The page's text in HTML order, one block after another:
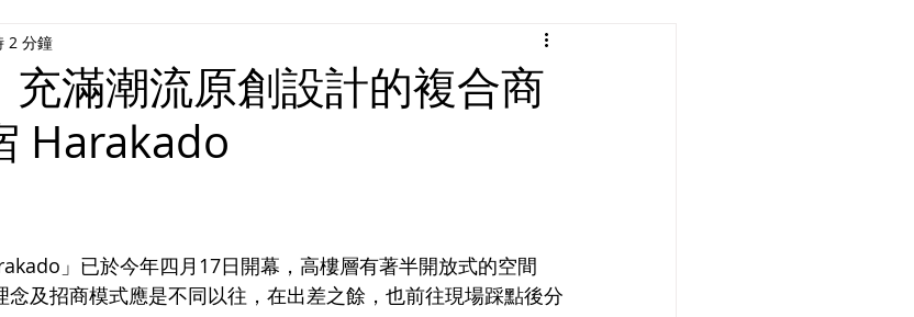
充滿潮流原創設計的複合商
Harakado
2 分鐘
」已於今年四月17日開幕，高樓層有著半開放式的空間
及招商模式應是不同以往，在出差之餘，也前往現場踩點後分